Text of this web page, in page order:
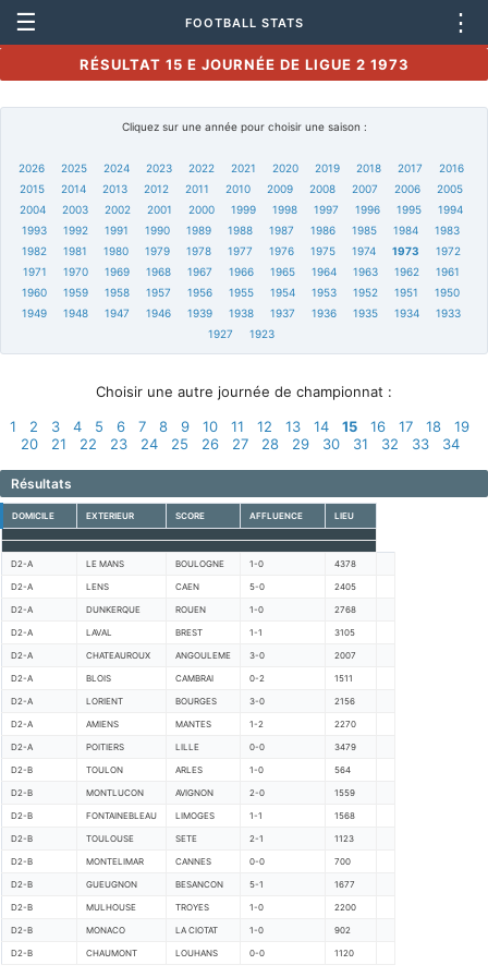
☰ FOOTBALL STATS ⋮
RÉSULTAT 15 E JOURNÉE DE LIGUE 2 1973
Cliquez sur une année pour choisir une saison :
2026 2025 2024 2023 2022 2021 2020 2019 2018 2017
2016
2015
2014 2013 2012 2011 2010 2009 2008 2007 2006
2005
2004
2003 2002 2001 2000 1999 1998 1997 1996 1995
1994
1993
1992 1991 1990 1989 1988 1987 1986 1985 1984
1983
1982
1981 1980 1979 1978 1977 1976 1975 1974 1973
1972
1971
1970 1969 1968 1967 1966 1965 1964 1963 1962
1961
1960
1959 1958 1957 1956 1955 1954 1953 1952 1951
1950
1949
1948 1947 1946 1939 1938 1937 1936 1935 1934
1933
1927
1923
Choisir une autre journée de championnat :
1
2 3 4 5 6 7 8 9 10 11 12 13 14 15 16 17 18
19
20
21 22 23 24 25 26 27 28 29 30 31 32 33 34
Résultats
DOMICILE EXTERIEUR SCORE AFFLUENCE LIEU
D2-A LE MANS BOULOGNE 1-0 4378
D2-A LENS CAEN 5-0 2405
D2-A DUNKERQUE ROUEN 1-0 2768
D2-A LAVAL BREST 1-1 3105
D2-A CHATEAUROUX ANGOULEME 3-0 2007
D2-A BLOIS CAMBRAI 0-2 1511
D2-A LORIENT BOURGES 3-0 2156
D2-A AMIENS MANTES 1-2 2270
D2-A POITIERS LILLE 0-0 3479
D2-B TOULON ARLES 1-0 564
D2-B MONTLUCON AVIGNON 2-0 1559
D2-B FONTAINEBLEAU LIMOGES 1-1 1568
D2-B TOULOUSE SETE 2-1 1123
D2-B MONTELIMAR CANNES 0-0 700
D2-B GUEUGNON BESANCON 5-1 1677
D2-B MULHOUSE TROYES 1-0 2200
D2-B MONACO LA CIOTAT 1-0 902
D2-B CHAUMONT LOUHANS 0-0 1120